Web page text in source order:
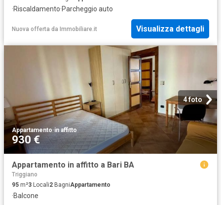
·Riscaldamento·Parcheggio auto
Nuova offerta da Immobiliare.it Visualizza dettagli
4 foto
Appartamento·in affitto
930 €
Appartamento in affitto a Bari BA
Triggiano
95 m²3 Locali2 BagniAppartamento
·Balcone